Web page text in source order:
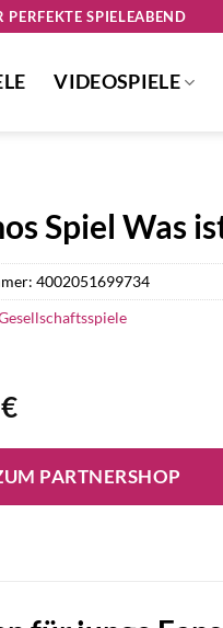
SPIELEABEND
VIDEOSPIELE
Spiel Was
€
PARTNERSHOP
4002051699734